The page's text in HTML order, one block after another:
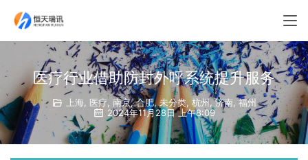
医疗行业借助防封外呼系统提升服务
上海 医疗, 南京,合肥,未分类,杭州,济南,福州
2024年11月28日 上午8:09